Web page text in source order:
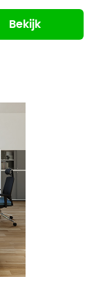
Bekijk